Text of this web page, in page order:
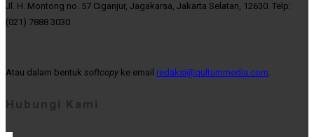
Jl. H. Montong no. 57 Ciganjur, Jagakarsa, Jakarta Selatan, 12630. Telp:
(021) 7888 3030
Atau dalam bentuk softcopy ke email redaksi@qultummedia.com.
Hubungi Kami